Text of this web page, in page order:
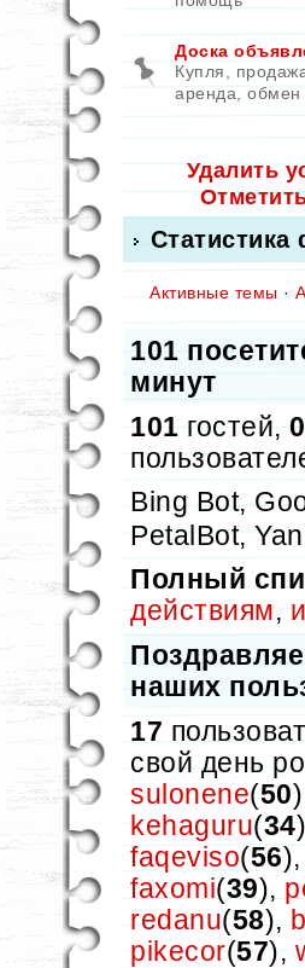
Доска
Купля,
аренда, обмен
Удалить
Активные темы ·
101
минут
101гостей,0
Bing Bot,
PetalBot,
Полный
действиям,
наших
17
свой день
sulonene(50
kehaguru(34
faqeviso(56
faxomi(39),
redanu(58),
pikecor(57),